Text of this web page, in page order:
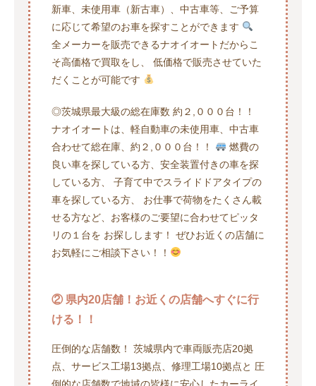
新車、未使用車（新古車）、中古車等、ご予算
に応じて希望のお車を探すことができます
全メーカーを販売できるナオイオートだからこ
そ高価格で買取をし、 低価格で販売させていた
だくことが可能です
◎茨城県最大級の総在庫数 約２,０００台！！
ナオイオートは、軽自動車の未使用車、中古車
合わせて総在庫、約２,０００台！！
燃費の
良い車を探している方、安全装置付きの車を探
している方、 子育て中でスライドドアタイプの
車を探している方、 お仕事で荷物をたくさん載
せる方など、お客様のご要望に合わせてピッタ
リの１台を お探しします！ ぜひお近くの店舗に
お気軽にご相談下さい！！
② 県内20店舗！お近くの店舗へすぐに行
ける！！
圧倒的な店舗数！ 茨城県内で車両販売店20拠
点、サービス工場13拠点、修理工場10拠点と 圧